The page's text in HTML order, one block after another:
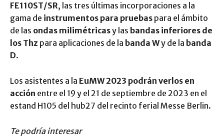
FE110ST/SR, las tres últimas incorporaciones a la
gama de instrumentos para pruebas para el ámbito
de las ondas milimétricasy las bandas inferiores de
los Thz para aplicaciones de la banda Wy de la banda
D.
Los asistentes a la EuMW 2023 podrán verlos en
acción entre el 19 y el 21 de septiembre de 2023 en el
estand H105 del hub27 del recinto ferial Messe Berlin.
Te podría interesar